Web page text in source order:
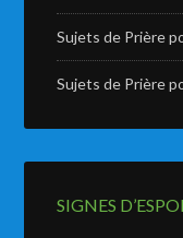
Sujets de Prière
Sujets de Prière
SIGNES